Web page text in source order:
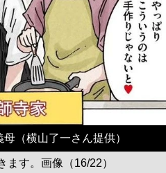
（横山了一さん提供）
ます。画像（16/22）